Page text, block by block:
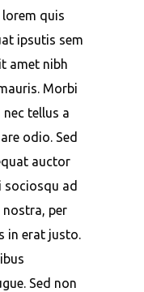
quis
ipsutis sem
amet nibh
Morbi
tellus a
odio. Sed
auctor
sociosqu ad
per
in erat justo.
Sed non